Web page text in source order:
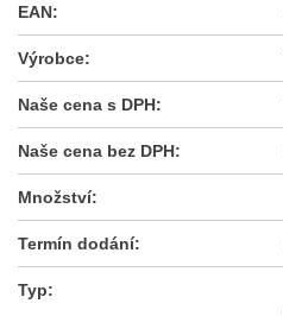
EAN:
Výrobce:
Naše cena s DPH:
Naše cena bez DPH:
Množství:
Termín dodání:
Typ: